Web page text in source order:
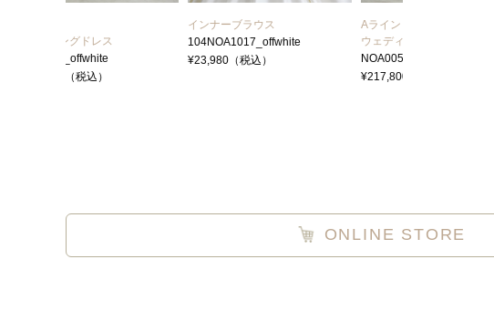
104NOA1017_offwhite
¥23,980（税込）
Aライン
ウェディングドレス
NOA0059_offwhite
ONLINE STORE